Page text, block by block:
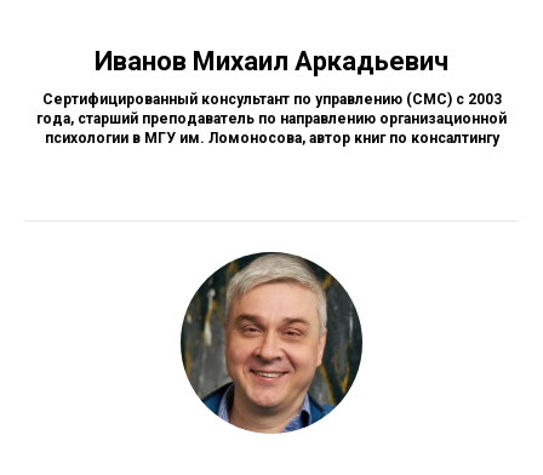
Иванов Михаил Аркадьевич
Сертифицированный консультант по управлению (СМС) с 2003
года, старший преподаватель по направлению организационной
психологии в МГУ им. Ломоносова, автор книг по консалтингу